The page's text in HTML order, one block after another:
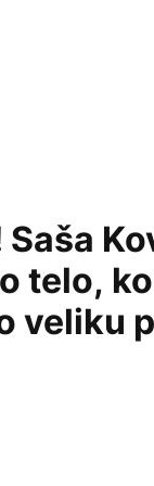
telo,
veliku